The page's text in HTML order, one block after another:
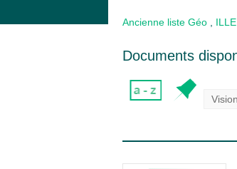
Ancienne liste Géo
Documents